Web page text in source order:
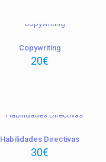
Copywriting
20€
Habilidades Directivas
30€